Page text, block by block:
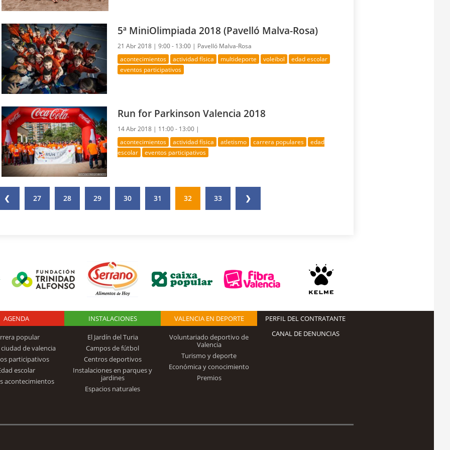
5ª MiniOlimpiada 2018 (Pavelló Malva-Rosa)
21 Abr 2018 |9:00 - 13:00 | Pavelló Malva-Rosa
acontecimientos actividad física multideporte voleibol
edad escolar
eventos participativos
Run for Parkinson Valencia 2018
14 Abr 2018 | 11:00 - 13:00 |
acontecimientos actividad física atletismo carrera populares
edad
escolar
eventos participativos
❮ 27 28 29 30 31 32 33 ❯
Logo Fundación
Trinidad Alfonso
AGENDA
popular
de valencia
participativos
escolar
acontecimientos
INSTALACIONES
El Jardín del Turia
Campos de fútbol
Centros deportivos
Instalaciones en parques y
jardines
Espacios naturales
VALENCIA EN DEPORTE
Voluntariado deportivo de
Valencia
Turismo y deporte
Económica y conocimiento
Premios
PERFIL DEL CONTRATANTE
CANAL DE DENUNCIAS